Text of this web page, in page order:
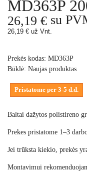
MD363P
26,19 € su
26,19 € už Vnt.
Prekės kodas: MD363P
Būklė: Naujas produktas
Pristatome per 3-5 d.d.
Baltai dažytos polistireno
Prekes pristatome 1–3
Jei trūksta kiekio, prekės
Montavimui